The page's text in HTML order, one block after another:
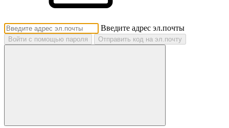
Введите адрес эл.почты
Войти с помощью пароля Отправить код на эл.почту